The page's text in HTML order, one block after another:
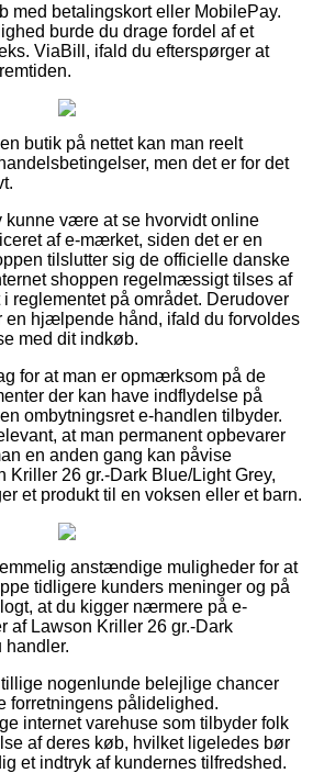
med betalingskort eller MobilePay.
burde du drage fordel af et
ViaBill, ifald du efterspørger at
butik på nettet kan man reelt
men det er for det
kunne være at se hvorvidt online
af e-mærket, siden det er en
tilslutter sig de officielle danske
shoppen regelmæssigt tilses af
reglementet på området. Derudover
en hjælpende hånd, ifald du forvoldes
med dit indkøb.
for at man er opmærksom på de
der kan have indflydelse på
ombytningsret e-handlen tilbyder.
at man permanent opbevarer
en anden gang kan påvise
Kriller 26 gr.-Dark Blue/Light Grey,
et produkt til en voksen eller et barn.
anstændige muligheder for at
tidligere kunders meninger og på
at du kigger nærmere på e-
af Lawson Kriller 26 gr.-Dark
handler.
nogenlunde belejlige chancer
forretningens pålidelighed.
internet varehuse som tilbyder folk
af deres køb, hvilket ligeledes bør
et indtryk af kundernes tilfredshed.